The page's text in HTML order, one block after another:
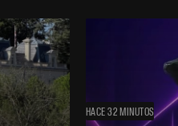
HACE 32 MINUTOS